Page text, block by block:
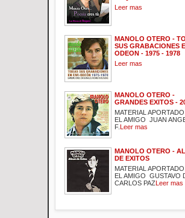
Leer mas
MANOLO OTERO -
SUS GRABACIONES
ODEON - 1975 - 1978
Leer mas
MANOLO OTERO -
GRANDES EXITOS -
MATERIAL
EL AMIGO JUAN
F.Leer mas
MANOLO OTERO -
DE EXITOS
MATERIAL
EL AMIGO GUSTAVO
CARLOS PAZLeer mas